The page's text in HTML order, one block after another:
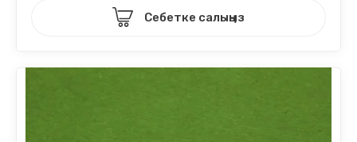
Себетке салыңыз